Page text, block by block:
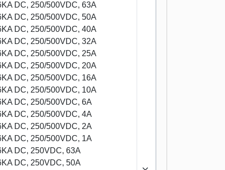
DC, 250/500VDC, 63A
DC, 250/500VDC, 50A
DC, 250/500VDC, 40A
DC, 250/500VDC, 32A
DC, 250/500VDC, 25A
DC, 250/500VDC, 20A
DC, 250/500VDC, 16A
DC, 250/500VDC, 10A
DC, 250/500VDC, 6A
DC, 250/500VDC, 4A
DC, 250/500VDC, 2A
DC, 250/500VDC, 1A
DC, 250VDC, 63A
DC, 250VDC, 50A